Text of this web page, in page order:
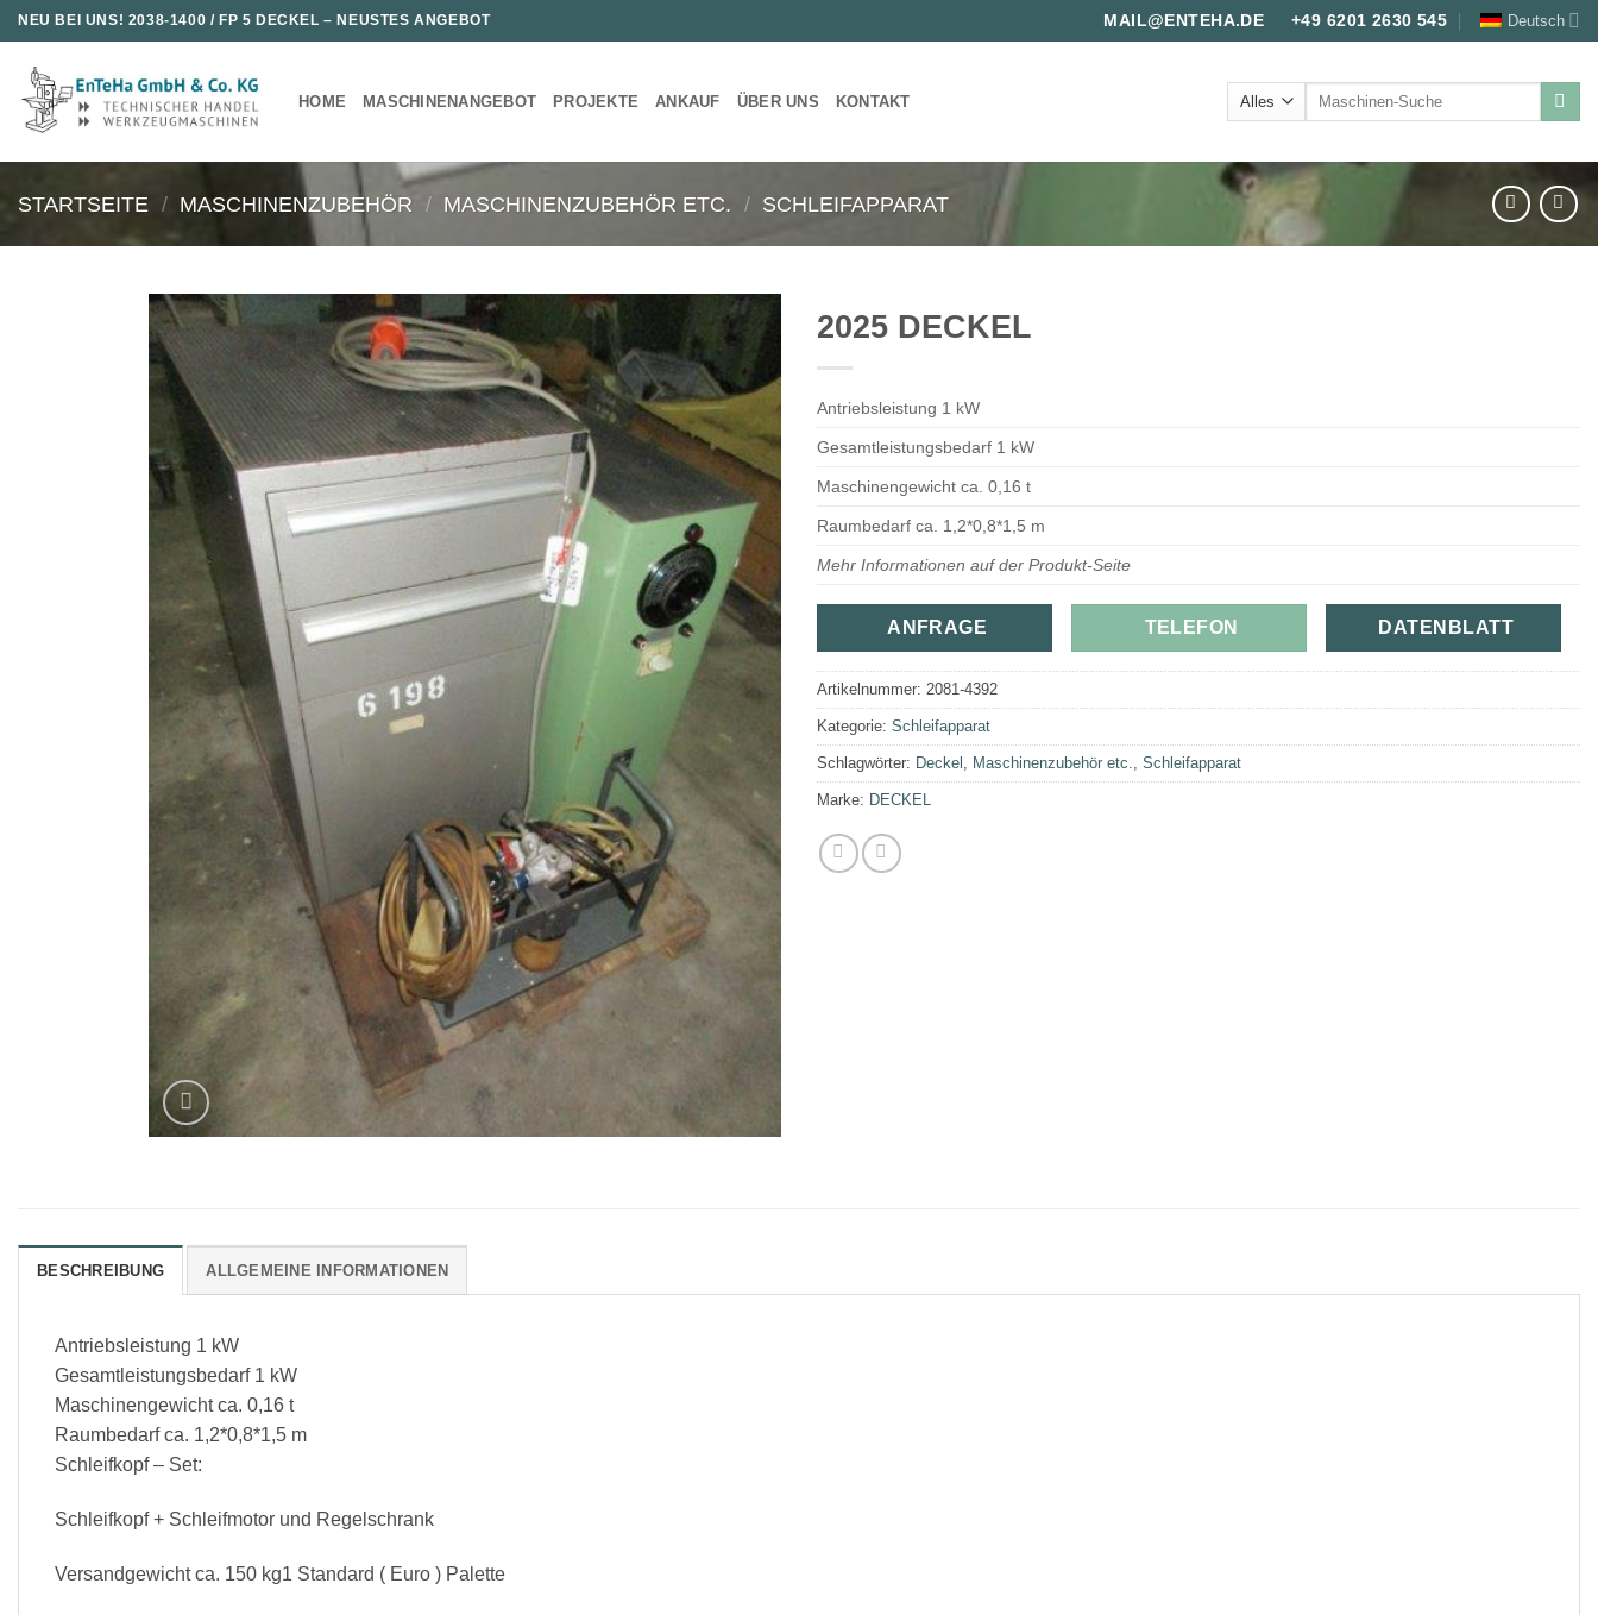
Zum
Inhalt
springen
NEU BEI UNS! 2038-1400 / FP 5 DECKEL – NEUSTES ANGEBOT MAIL@ENTEHA.DE +49 6201 2630 545 Deutsch
HOME MASCHINENANGEBOT PROJEKTE ANKAUF ÜBER UNS KONTAKT
Suche
STARTSEITE / MASCHINENZUBEHÖR / MASCHINENZUBEHÖR ETC. / SCHLEIFAPPARAT
2025 DECKEL
Antriebsleistung 1 kW
Gesamtleistungsbedarf 1 kW
Maschinengewicht ca. 0,16 t
Raumbedarf ca. 1,2*0,8*1,5 m
Mehr Informationen auf der Produkt-Seite
ANFRAGE TELEFON DATENBLATT
Artikelnummer: 2081-4392
Kategorie: Schleifapparat
Schlagwörter: Deckel Maschinenzubehör etc. Schleifapparat
Marke: DECKEL
BESCHREIBUNG ALLGEMEINE INFORMATIONEN
Antriebsleistung 1 kW
Gesamtleistungsbedarf 1 kW
Maschinengewicht ca. 0,16 t
Raumbedarf ca. 1,2*0,8*1,5 m
Schleifkopf – Set:
Schleifkopf + Schleifmotor und Regelschrank
Versandgewicht ca. 150 kg1 Standard ( Euro ) Palette